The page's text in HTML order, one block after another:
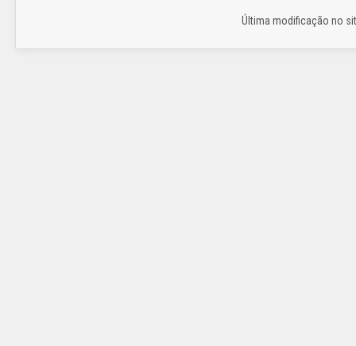
Última modificação no